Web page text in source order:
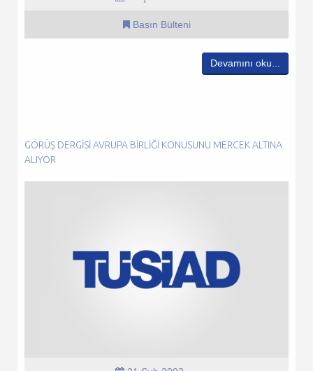
Basın Bülteni
Devamını oku...
GÖRÜŞ DERGISI AVRUPA BIRLIĞI KONUSUNU MERCEK ALTINA
ALIYOR